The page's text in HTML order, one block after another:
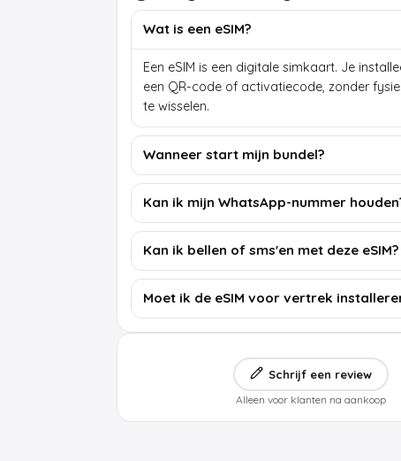
Wat is een eSIM?
Een eSIM is een digitale simkaart. Je
een QR-code of activatiecode, zonder
te wisselen.
Wanneer start mijn bundel?
Kan ik mijn WhatsApp-nummer
Kan ik bellen of sms'en met deze eSIM?
Moet ik de eSIM voor vertrek
Schrijf een review
Alleen voor klanten na aankoop